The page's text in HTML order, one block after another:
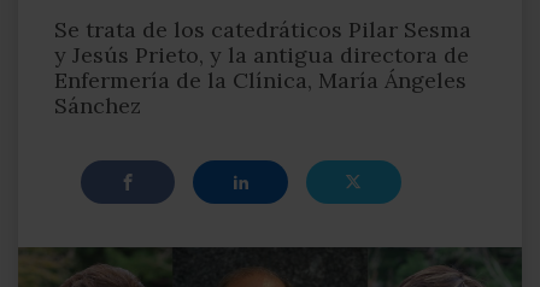
Se trata de los catedráticos Pilar Sesma
y Jesús Prieto, y la antigua directora de
Enfermería de la Clínica, María Ángeles
Sánchez